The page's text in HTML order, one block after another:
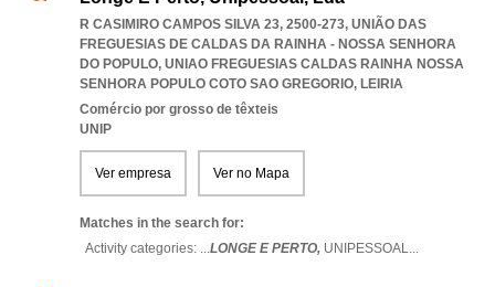
R CASIMIRO CAMPOS SILVA 23, 2500-273, UNIÃO DAS
FREGUESIAS DE CALDAS DA RAINHA - NOSSA SENHORA
DO POPULO, UNIAO FREGUESIAS CALDAS RAINHA NOSSA
SENHORA POPULO COTO SAO GREGORIO, LEIRIA
Comércio por grosso de têxteis
UNIP
Ver empresa Ver no Mapa
Matches in the search for:
Activity categories: ...LONGE E PERTO, UNIPESSOAL...